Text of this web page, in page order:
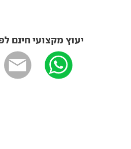
יעוץ מקצועי חינם